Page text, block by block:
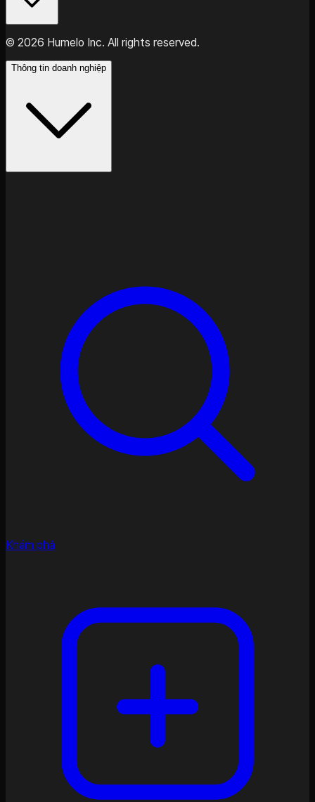
© 2026 Humelo Inc. All rights reserved.
Thông tin doanh nghiệp
Khám phá